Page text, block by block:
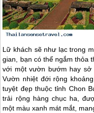
Lữ khách sẽ như lạc trong
gian, bạn có thể ngắm thỏa
với một vườn bướm hay sở
Vườn nhiệt đới rộng
tuyệt đẹp thuộc tỉnh Chon
trải rộng hàng chục ha,
một màu xanh mát mắt,